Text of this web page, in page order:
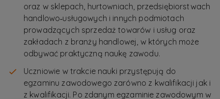
oraz w sklepach, hurtowniach, przedsiębiorstwach
handlowo‑usługowych i innych podmiotach
prowadzących sprzedaż towarów i usług oraz
zakładach z branży handlowej, w których może
odbywać praktyczną naukę zawodu.
Uczniowie w trakcie nauki przystępują do
egzaminu zawodowego zarówno z kwalifikacji jak i
z kwalifikacji. Po zdanym egzaminie zawodowym w